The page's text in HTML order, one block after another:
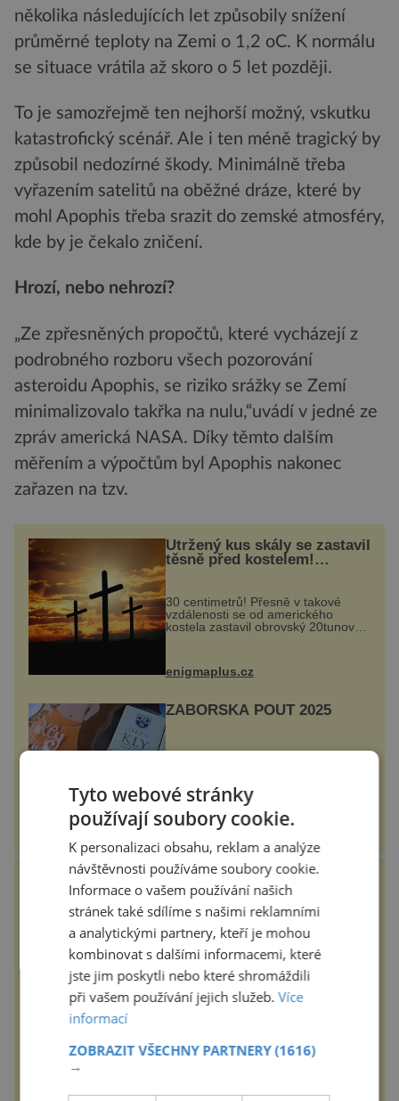
několika následujících let způsobily snížení
průměrné teploty na Zemi o 1,2 oC. K normálu
se situace vrátila až skoro o 5 let později.
To je samozřejmě ten nejhorší možný, vskutku
katastrofický scénář. Ale i ten méně tragický by
způsobil nedozírné škody. Minimálně třeba
vyřazením satelitů na oběžné dráze, které by
mohl Apophis třeba srazit do zemské atmosféry,
kde by je čekalo zničení.
Hrozí, nebo nehrozí?
„Ze zpřesněných propočtů, které vycházejí z
podrobného rozboru všech pozorování
asteroidu Apophis, se riziko srážky se Zemí
minimalizovalo takřka na nulu,“uvádí v jedné ze
zpráv americká NASA. Díky těmto dalším
měřením a výpočtům byl Apophis nakonec
zařazen na tzv.
Utržený kus skály se zastavil
těsně před kostelem!
Ochránila ho boží síla?
30 centimetrů! Přesně v takové
vzdálenosti se od amerického
kostela zastavil obrovský 20tunový
při její demolici. Podle místních stojí
...
enigmaplus.cz
ZÁBOŘSKÁ POUŤ 2025
hod. u kostela v Záboří, části obce
Kly u Mělníka. V programu
naleznete komentovanou prohlídku
kostela, dobovou hudbu, řemesla,
Černovická rezidence:
Pedant Hlávka kontroloval
každou cihlu
Patří mezi sedm novodobých divů
Ukrajiny. Řeč je o obřím
černovickém areálu, za jehož
vznikem stál slavný český architekt
Josef Hlávka. Ten si na něm dal
mimořádně záležet. Jeho stavební
plány by při ...
historyplus.cz
Měkké na dotek, krásné na
pohled
Tyto webové stránky
používají soubory cookie.
K personalizaci obsahu, reklam a analýze
návštěvnosti používáme soubory cookie.
Informace o vašem používání našich
stránek také sdílíme s našimi reklamními
a analytickými partnery, kteří je mohou
kombinovat s dalšími informacemi, které
jste jim poskytli nebo které shromáždili
při vašem používání jejich služeb.Více
informací
ZOBRAZIT VŠECHNY PARTNERY(1616)
→